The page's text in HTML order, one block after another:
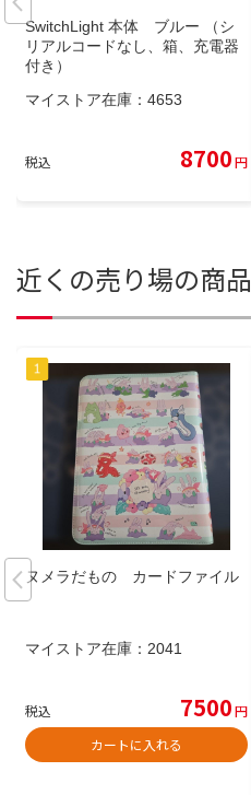
SwitchLight 本体 ブルー （シ
リアルコードなし、箱、充電器
付き）
マイストア在庫： 4653
税込 8700円
近くの売り場の商品
ヌメラだもの カードファイル
マイストア在庫： 2041
税込 7500円
カートに入れる